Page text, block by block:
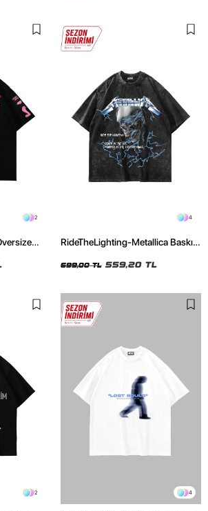
2 4
RideTheLighting-Metallica Baskılı
Tshirt
699,00 TL 559,20 TL
2 4